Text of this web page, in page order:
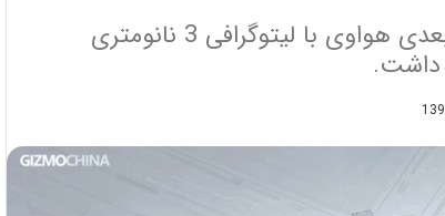
اطلاعات جدید حاکی از آنند که چیپست بعدی هواوی با لیتوگرافی 3 نانومتری‌